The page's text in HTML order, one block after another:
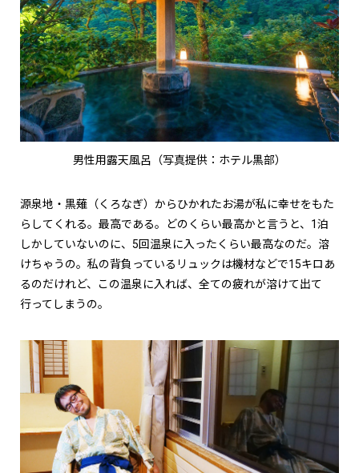
男性用露天風呂（写真提供：ホテル黒部）
源泉地・黒薙（くろなぎ）からひかれたお湯が私に幸せをもた
らしてくれる。最高である。どのくらい最高かと言うと、1泊
しかしていないのに、5回温泉に入ったくらい最高なのだ。溶
けちゃうの。私の背負っているリュックは機材などで15キロあ
るのだけれど、この温泉に入れば、全ての疲れが溶けて出て
行ってしまうの。